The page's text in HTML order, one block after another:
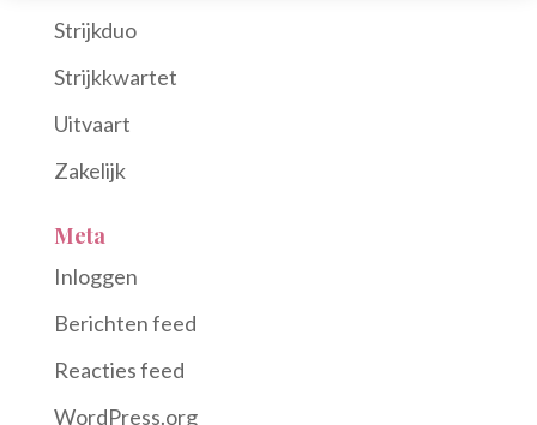
Strijkduo
Strijkkwartet
Uitvaart
Zakelijk
Meta
Inloggen
Berichten feed
Reacties feed
WordPress.org